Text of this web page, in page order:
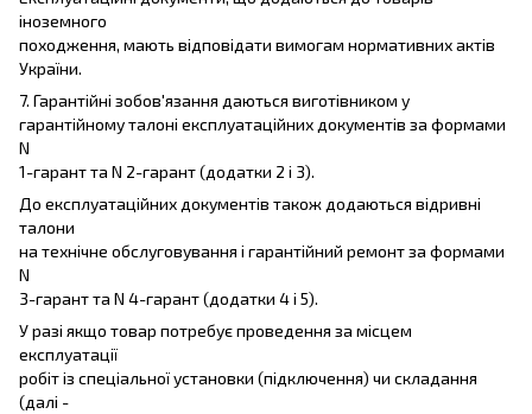
іноземного
походження, мають відповідати вимогам нормативних актів
України.
7. Гарантійні зобов'язання даються виготівником у
гарантійному талоні експлуатаційних документів за формами
N
1-гарант та N 2-гарант (додатки 2 і 3).
До експлуатаційних документів також додаються відривні
талони
на технічне обслуговування і гарантійний ремонт за формами
N
3-гарант та N 4-гарант (додатки 4 і 5).
У разі якщо товар потребує проведення за місцем
експлуатації
робіт із спеціальної установки (підключення) чи складання
(далі -